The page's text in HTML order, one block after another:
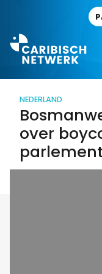
NEDERLAND
over
parlement